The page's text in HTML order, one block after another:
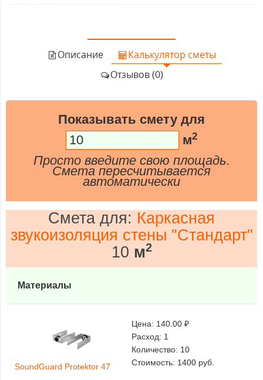
Описание
Калькулятор сметы
Отзывов (0)
Показывать смету для
м2
Просто введите свою площадь.
Смета пересчитывается
автоматически
Смета для: Каркасная
звукоизоляция стены "Стандарт"
10 м2
Материалы
SoundGuard Protektor 47
Цена: 140.00 ₽
Расход: 1
Количество: 10
Стоимость: 1400 руб.